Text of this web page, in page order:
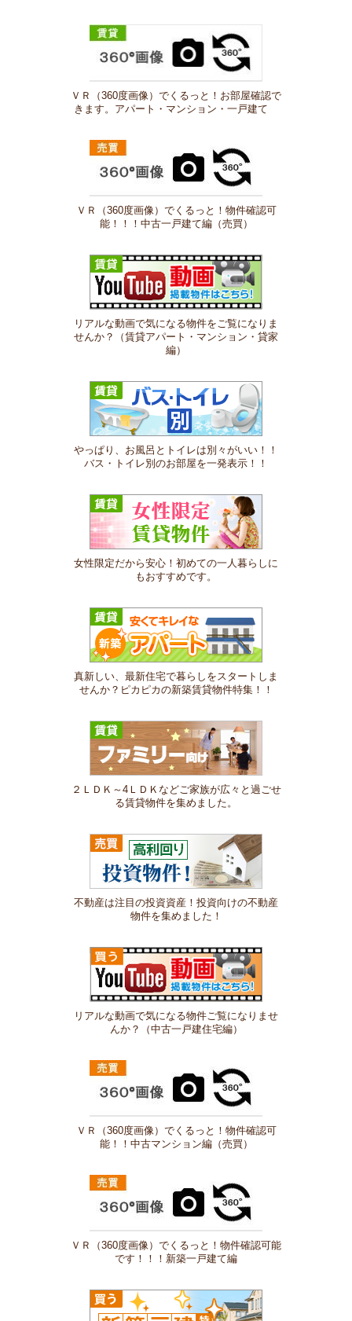
ＶＲ（360度画像）でくるっと！お部屋確認で
きます。アパート・マンション・一戸建て
ＶＲ（360度画像）でくるっと！物件確認可
能！！！中古一戸建て編（売買）
リアルな動画で気になる物件をご覧になりま
せんか？（賃貸アパート・マンション・貸家
編）
やっぱり、お風呂とトイレは別々がいい！！
バス・トイレ別のお部屋を一発表示！！
女性限定だから安心！初めての一人暮らしに
もおすすめです。
真新しい、最新住宅で暮らしをスタートしま
せんか？ピカピカの新築賃貸物件特集！！
２ＬＤＫ～4ＬＤＫなどご家族が広々と過ごせ
る賃貸物件を集めました。
不動産は注目の投資資産！投資向けの不動産
物件を集めました！
リアルな動画で気になる物件ご覧になりませ
んか？（中古一戸建住宅編）
ＶＲ（360度画像）でくるっと！物件確認可
能！！中古マンション編（売買）
ＶＲ（360度画像）でくるっと！物件確認可能
です！！！新築一戸建て編